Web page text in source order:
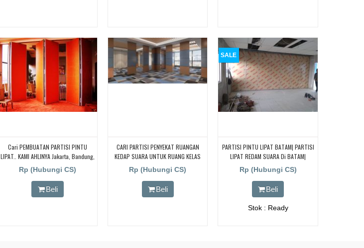
KEDAP SUARA UNTUK RUANG KELAS
KAMPUS Daerah Bogor
Cari PEMBUATAN PARTISI PINTU
LIPAT.. KAMI AHLINYA Jakarta, Bandung,
Bekasi, Tangerang, Bogor, Sumatra
Bali Dll. Penyekat Ruangan Redam
Suara.! BORNEO PARTISI PINTU LIPAT,
Cari Partisi Geser/PABRIK BORNEO
Rp (Hubungi CS)
Beli
CARI PARTISI PENYEKAT RUANGAN
KEDAP SUARA UNTUK RUANG KELAS
KAMPUS, CARI PARTISI PENYEKAT
RUANGAN KEDAP SUARA UNTUK
RUANG KELAS KAMPUS, CARI PARTISI
PENYEKAT RUANGAN KEDAP SUARA
Rp (Hubungi CS)
Beli
SALE
PARTISI PINTU LIPAT BATAM| PARTISI
LIPAT REDAM SUARA Di BATAM|
PARTISI PENYEKAT KANTOR & HOTEL
Di BATAM
Rp (Hubungi CS)
Beli
Stok : Ready